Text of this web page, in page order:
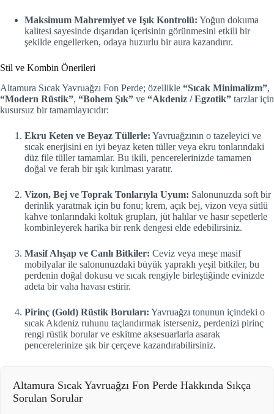
Maksimum Mahremiyet ve Işık Kontrolü: Yoğun dokuma
kalitesi sayesinde dışarıdan içerisinin görünmesini etkili bir
şekilde engellerken, odaya huzurlu bir aura kazandırır.
Stil ve Kombin Önerileri
Altamura Sıcak Yavruağzı Fon Perde; özellikle “Sıcak Minimalizm”,
“Modern Rüstik”, “Bohem Şık” ve “Akdeniz / Egzotik” tarzlar için
kusursuz bir tamamlayıcıdır:
Ekru Keten ve Beyaz Tüllerle: Yavruağzının o tazeleyici ve
sıcak enerjisini en iyi beyaz keten tüller veya ekru tonlarındaki
düz file tüller tamamlar. Bu ikili, pencerelerinizde tamamen
doğal ve ferah bir ışık kırılması yaratır.
Vizon, Bej ve Toprak Tonlarıyla Uyum: Salonunuzda soft bir
derinlik yaratmak için bu fonu; krem, açık bej, vizon veya sütlü
kahve tonlarındaki koltuk grupları, jüt halılar ve hasır sepetlerle
kombinleyerek harika bir renk dengesi elde edebilirsiniz.
Masif Ahşap ve Canlı Bitkiler: Ceviz veya meşe masif
mobilyalar ile salonunuzdaki büyük yapraklı yeşil bitkiler, bu
perdenin doğal dokusu ve sıcak rengiyle birleştiğinde evinizde
adeta bir vaha havası estirir.
Pirinç (Gold) Rüstik Boruları: Yavruağzı tonunun içindeki o
sıcak Akdeniz ruhunu taçlandırmak isterseniz, perdenizi pirinç
rengi rüstik borular ve eskitme aksesuarlarla asarak
pencerelerinize şık bir çerçeve kazandırabilirsiniz.
Altamura Sıcak Yavruağzı Fon Perde Hakkında Sıkça
Sorulan Sorular